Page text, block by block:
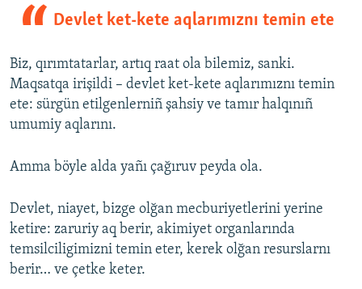
Devlet ket-kete aqlarımıznı temin ete
Biz, qırımtatarlar, artıq raat ola bilemiz, sanki.
Maqsatqa irişildi – devlet ket-kete aqlarımıznı temin
ete: sürgün etilgenlerniñ şahsiy ve tamır halqınıñ
umumiy aqlarını.
Amma böyle alda yañı çağıruv peyda ola.
Devlet, niayet, bizge olğan mecburiyetlerini yerine
ketire: zaruriy aq berir, akimiyet organlarında
temsilciligimizni temin eter, kerek olğan resurslarnı
berir… ve çetke keter.